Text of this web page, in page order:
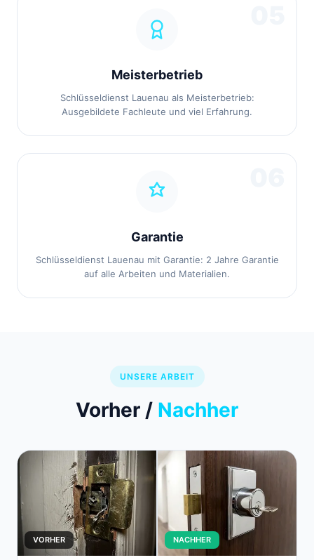
Meisterbetrieb
Schlüsseldienst Lauenau als Meisterbetrieb:
Ausgebildete Fachleute und viel Erfahrung.
Garantie
Schlüsseldienst Lauenau mit Garantie: 2 Jahre Garantie
auf alle Arbeiten und Materialien.
UNSERE ARBEIT
Vorher / Nachher
VORHER NACHHER